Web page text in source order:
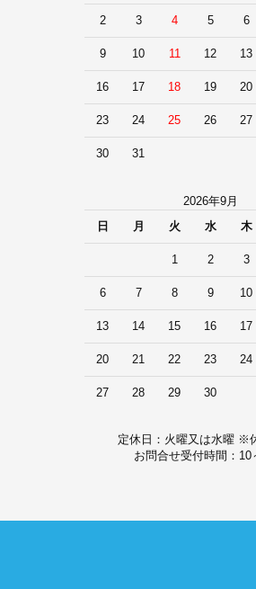
2 3 4 5 6
9 10 11 12 13
16 17 18 19 20
23 24 25 26 27
30 31
2026年9月
日
月 火 水 木
1 2 3
6 7 8 9 10
13 14 15 16 17
20 21 22 23 24
27 28 29 30
定休日：火曜又は水曜 ※
お問合せ受付時間：10